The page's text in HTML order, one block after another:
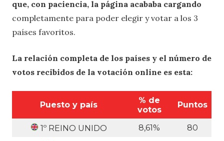
que, con paciencia, la página acababa cargando
completamente para poder elegir y votar a los 3
países favoritos.
La relación completa de los países y el número de
votos recibidos de la votación online es esta:
Puesto y país
% de
votos
Puntos
1º REINO UNIDO 8,61%
80